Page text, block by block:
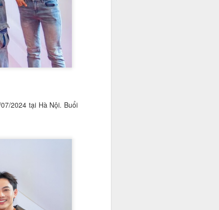
2024 tại Hà Nội. Buổi
NOV
Hoa khôi Đinh Hoài
Khi những cơn gió đầu đông khẽ
áo dài trắng thuần khiết, tựa như
một bản tình ca nhẹ nhàng giữa
lòng thủ đô.